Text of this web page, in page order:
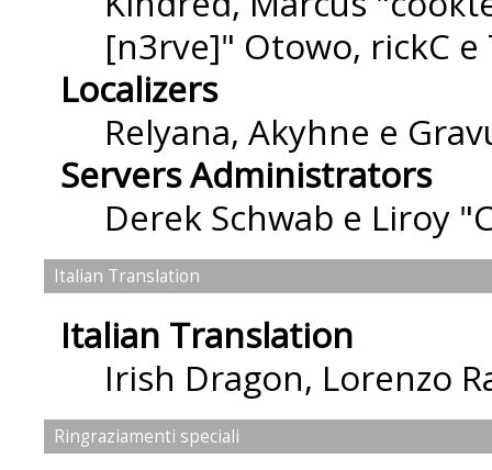
[n3rve]" Otowo, rickC e
Localizers
Relyana, Akyhne e
Servers Administrators
Derek Schwab e Liroy
Italian Translation
Italian Translation
Irish Dragon, Lorenzo
Ringraziamenti speciali